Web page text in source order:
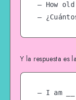
– How
–
Y la respuesta es
– I am